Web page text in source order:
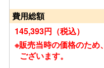
費用総額
145,393円（税込）
※販売当時の価格のため
ございます。